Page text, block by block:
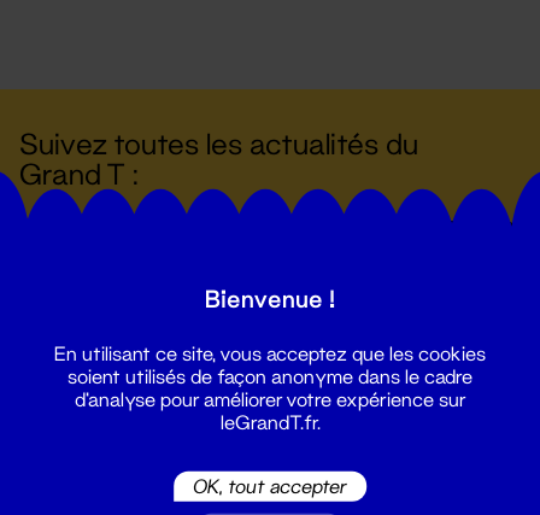
Suivez toutes les actualités du
Grand T :
Bienvenue !
En utilisant ce site, vous acceptez que les cookies
soient utilisés de façon anonyme dans le cadre
d'analyse pour améliorer votre expérience sur
leGrandT.fr.
OK, tout accepter